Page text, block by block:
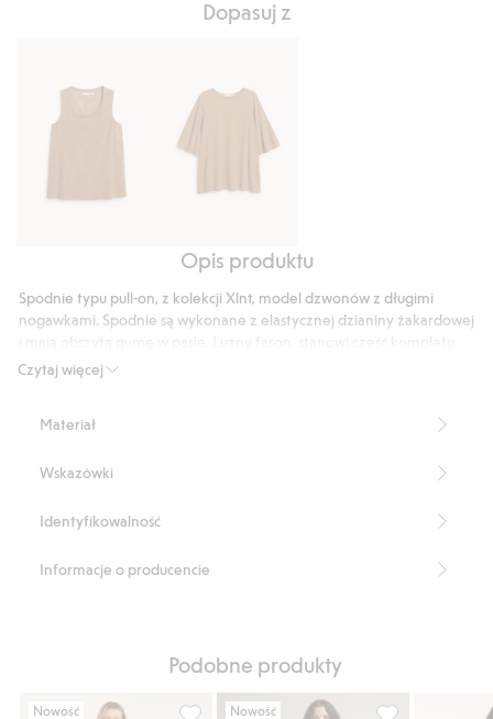
Dopasuj z
dzianiny
Top
szerokimi
Opis produktu
Czytaj więcej
Spodnie typu pull-on, z kolekcji Xlnt, model dzwonów z długimi
nogawkami. Spodnie są wykonane z elastycznej dzianiny żakardowej
Luźny fason
Strecz
Część kompletu
Produkt zawiera 99% poliestru z odzysku
Blended Recycled Polyester
Materiał
Wskazówki
Identyfikowalność
Informacje o producencie
Podobne produkty
Nowość Nowość